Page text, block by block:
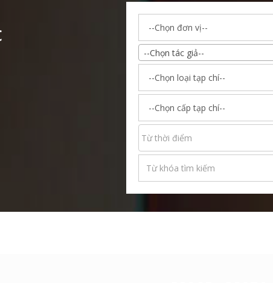
--Chọn tác giả--